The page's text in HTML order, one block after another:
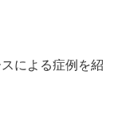
による症例を紹